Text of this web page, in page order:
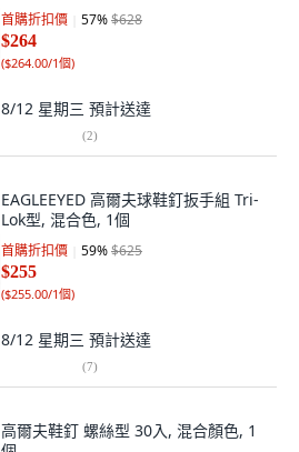
首購折扣價 57%$628
$264
($264.00/1個)
8/12 星期三 預計送達
(2)
EAGLEEYED 高爾夫球鞋釘扳手組 Tri-
Lok型, 混合色, 1個
首購折扣價 59%$625
$255
($255.00/1個)
8/12 星期三 預計送達
(7)
高爾夫鞋釘 螺絲型 30入, 混合顏色, 1